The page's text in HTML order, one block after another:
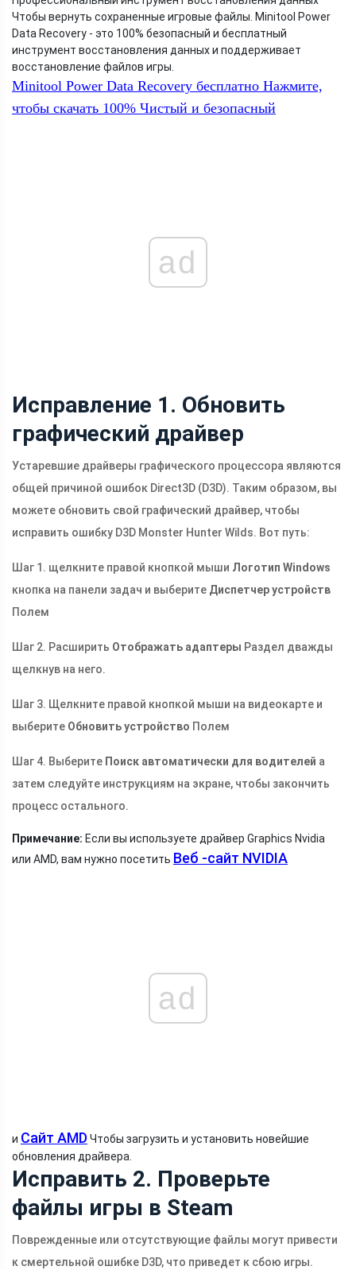
Чтобы вернуть сохраненные игровые файлы. Minitool Power
Data Recovery - это 100% безопасный и бесплатный
инструмент восстановления данных и поддерживает
восстановление файлов игры.
Minitool Power Data Recovery бесплатно Нажмите,
чтобы скачать 100% Чистый и безопасный
ad
Исправление 1. Обновить
графический драйвер
Устаревшие драйверы графического процессора являются
общей причиной ошибок Direct3D (D3D). Таким образом, вы
можете обновить свой графический драйвер, чтобы
исправить ошибку D3D Monster Hunter Wilds. Вот путь:
Шаг 1. щелкните правой кнопкой мыши Логотип Windows
кнопка на панели задач и выберите Диспетчер устройств
Полем
Шаг 2. Расширить Отображать адаптеры Раздел дважды
щелкнув на него.
Шаг 3. Щелкните правой кнопкой мыши на видеокарте и
выберите Обновить устройство Полем
Шаг 4. Выберите Поиск автоматически для водителей а
затем следуйте инструкциям на экране, чтобы закончить
процесс остального.
Примечание: Если вы используете драйвер Graphics Nvidia
или AMD, вам нужно посетить Веб -сайт NVIDIA
ad
и Сайт AMDЧтобы загрузить и установить новейшие
обновления драйвера.
Исправить 2. Проверьте
файлы игры в Steam
Поврежденные или отсутствующие файлы могут привести
к смертельной ошибке D3D, что приведет к сбою игры.